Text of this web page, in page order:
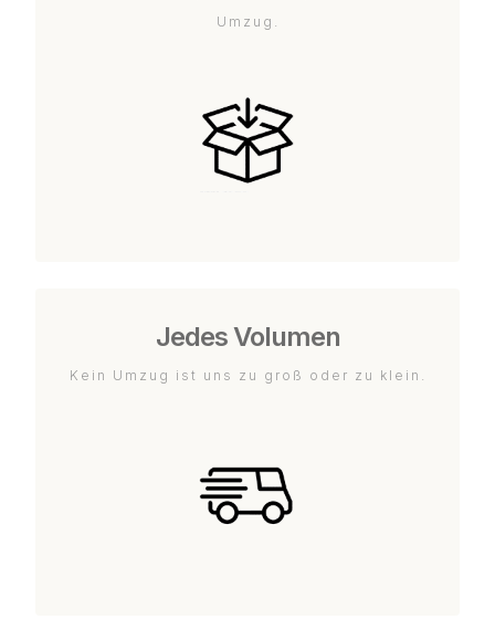
Umzug.
Jedes Volumen
Kein Umzug ist uns zu groß oder zu klein.